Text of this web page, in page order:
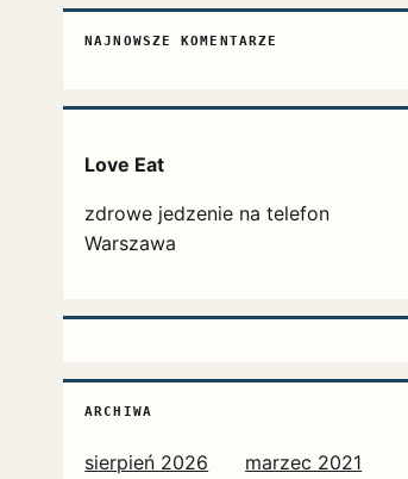
NAJNOWSZE KOMENTARZE
Love Eat
zdrowe jedzenie na telefon
Warszawa
ARCHIWA
sierpień 2026 marzec 2021